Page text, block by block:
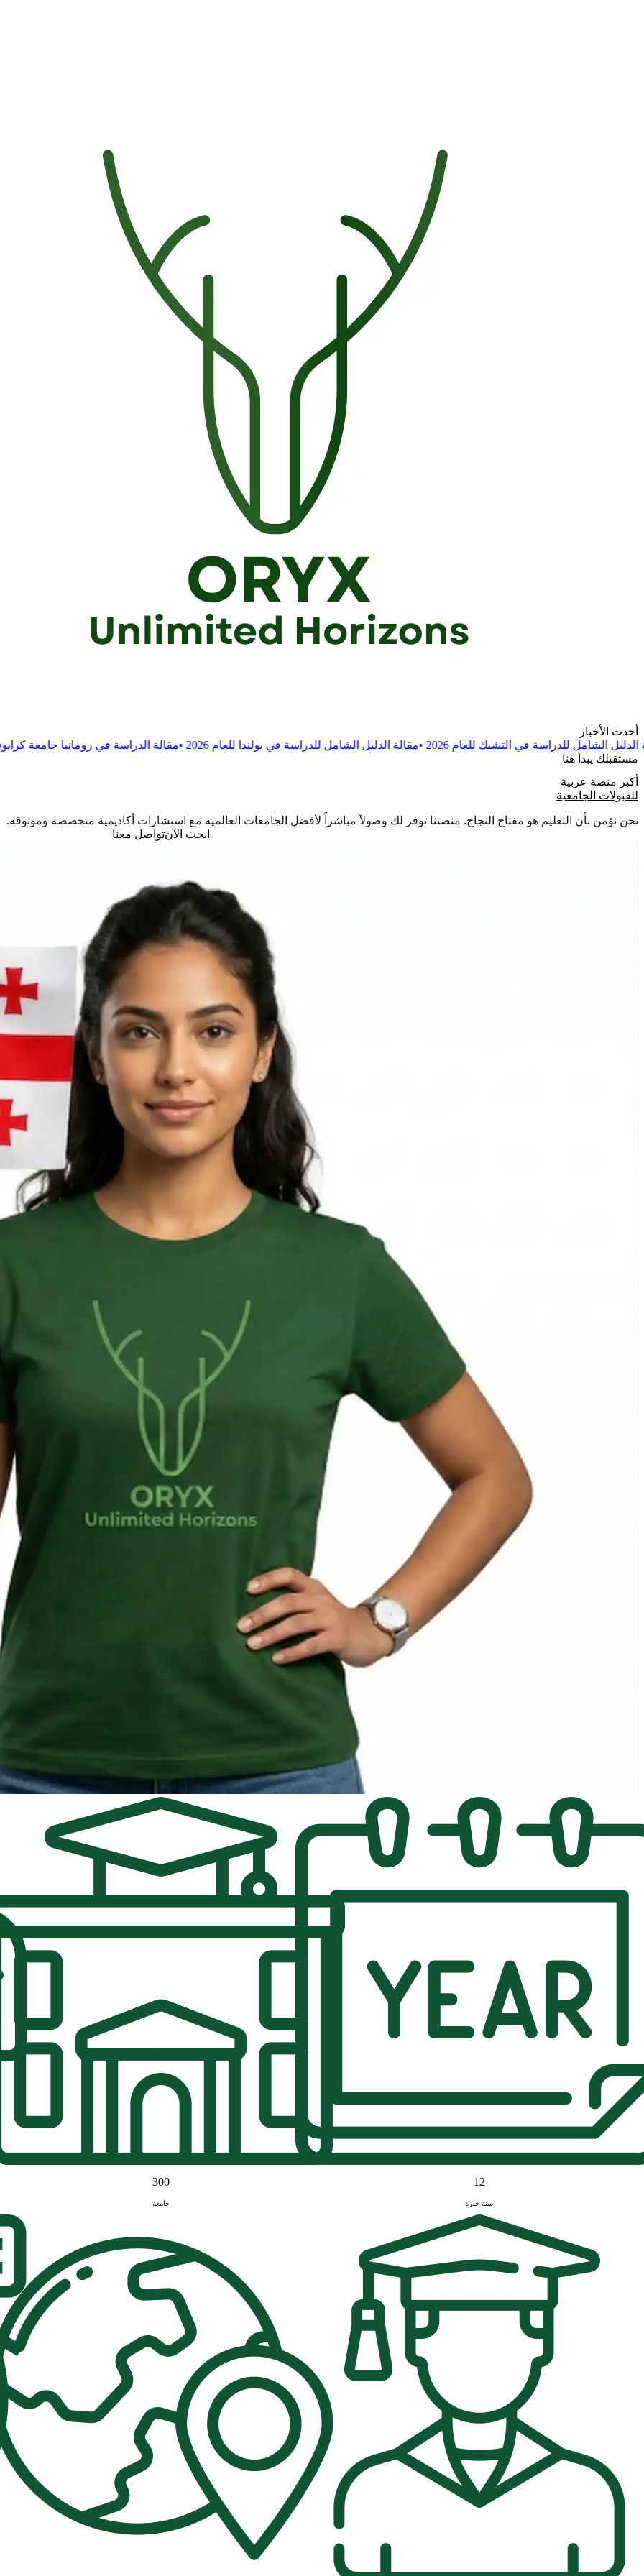
أحدث الأخبار
التشيك للعام 2026
• مقالة الدليل الشامل للدراسة في بولندا للعام 2026 •مقالة الدراسة في رومانيا جامعة كرايوفا للطب والصيدلة
مستقبلك يبدأ هنا
أكبر منصة عربية
للقبولات الجامعية
نحن نؤمن بأن التعليم هو مفتاح النجاح. منصتنا توفر لك وصولاً مباشراً لأفضل الجامعات العالمية مع استشارات أكاديمية متخصصة وموثوقة.
ابحث الآنتواصل معنا
12
سنة خبرة
300
جامعة